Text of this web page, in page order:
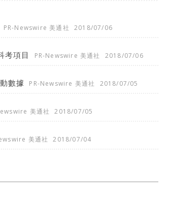
PR-Newswire 美通社 2018/07/06
考項目 PR-Newswire 美通社 2018/07/06
數據 PR-Newswire 美通社 2018/07/05
美通社 2018/07/05
美通社 2018/07/04